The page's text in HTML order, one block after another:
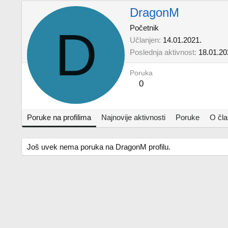
D
DragonM
Početnik
Učlanjen 14.01.2021.
Poslednja aktivnost
Poruka
0
Poruke na profilima Najnovije aktivnosti Poruke O
Još uvek nema poruka na DragonM profilu.